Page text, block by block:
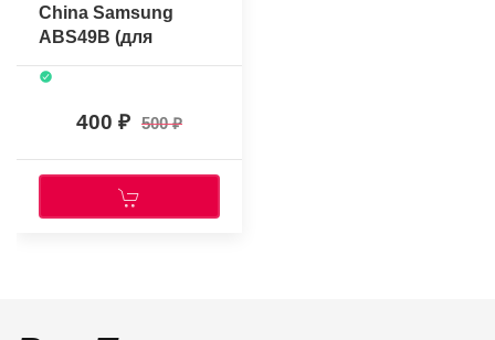
China Samsung
ABS49B (для
произведённых в
Китае под брендом
Samsung и пр.)
400 500